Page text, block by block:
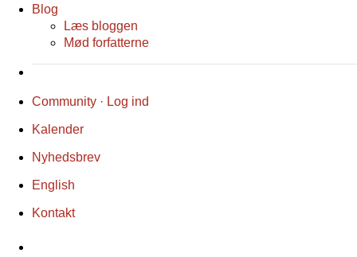
Blog
Læs bloggen
Mød forfatterne
Community · Log ind
Kalender
Nyhedsbrev
English
Kontakt